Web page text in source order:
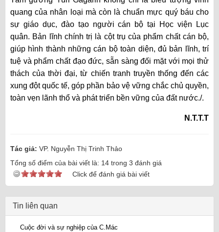
quang của nhân loại mà còn là chuẩn mực quý báu cho
sự giáo dục, đào tạo người cán bộ tại Học viện Lục
quân. Bản lĩnh chính trị là cột trụ của phẩm chất cán bộ,
giúp hình thành những cán bộ toàn diện, đủ bản lĩnh, trí
tuệ và phẩm chất đạo đức, sẵn sàng đối mặt với mọi thử
thách của thời đại, từ chiến tranh truyền thống đến các
xung đột quốc tế, góp phần bảo vệ vững chắc chủ quyền,
toàn vẹn lãnh thổ và phát triển bền vững của đất nước./.
N.T.T.T
Tác giả: VP. Nguyễn Thị Trinh Thảo
Tổng số điểm của bài viết là: 14 trong 3 đánh giá
Click để đánh giá bài viết
Tin liên quan
Cuộc đời và sự nghiệp của C.Mác